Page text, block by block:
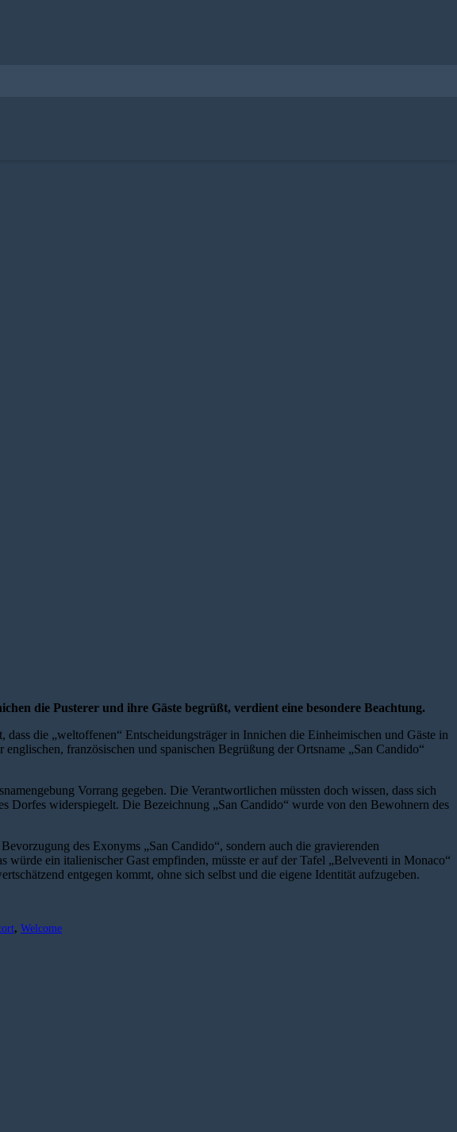
die Pusterer und ihre Gäste begrüßt, verdient eine besondere Beachtung.
die „weltoffenen“ Entscheidungsträger in Innichen die Einheimischen und Gäste in
französischen und spanischen Begrüßung der Ortsname „San Candido“
Vorrang gegeben. Die Verantwortlichen müssten doch wissen, dass sich
Dorfes widerspiegelt. Die Bezeichnung „San Candido“ wurde von den Bewohnern des
des Exonyms „San Candido“, sondern auch die gravierenden
ein italienischer Gast empfinden, müsste er auf der Tafel „Belveventi in Monaco“
entgegen kommt, ohne sich selbst und die eigene Identität aufzugeben.
, Welcome